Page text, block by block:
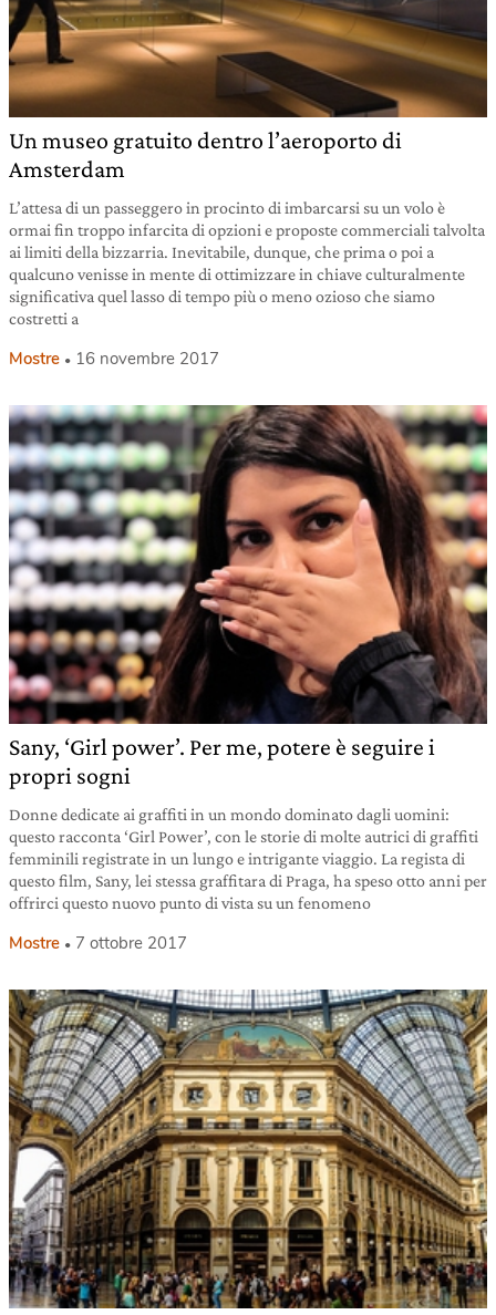
Un museo gratuito dentro l’aeroporto di
Amsterdam
L’attesa di un passeggero in procinto di imbarcarsi su un volo è
ormai fin troppo infarcita di opzioni e proposte commerciali talvolta
ai limiti della bizzarria. Inevitabile, dunque, che prima o poi a
qualcuno venisse in mente di ottimizzare in chiave culturalmente
significativa quel lasso di tempo più o meno ozioso che siamo
costretti a
Mostre 16 novembre 2017
Sany, ‘Girl power’. Per me, potere è seguire i
propri sogni
Donne dedicate ai graffiti in un mondo dominato dagli uomini:
questo racconta ‘Girl Power’, con le storie di molte autrici di graffiti
femminili registrate in un lungo e intrigante viaggio. La regista di
questo film, Sany, lei stessa graffitara di Praga, ha speso otto anni per
offrirci questo nuovo punto di vista su un fenomeno
Mostre 7 ottobre 2017